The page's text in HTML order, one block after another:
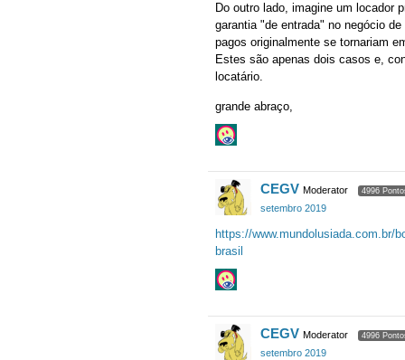
Do outro lado, imagine um locador
garantia "de entrada" no negócio
pagos originalmente se tornariam
Estes são apenas dois casos e,
locatário.
grande abraço,
CEGV Moderator 4996
setembro 2019
https://www.mundolusiada.com.br/
brasil
CEGV Moderator 4996
setembro 2019